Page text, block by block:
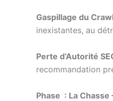
Gaspillage du
inexistantes, au
Perte d’Autorité
recommandation
Phase : La